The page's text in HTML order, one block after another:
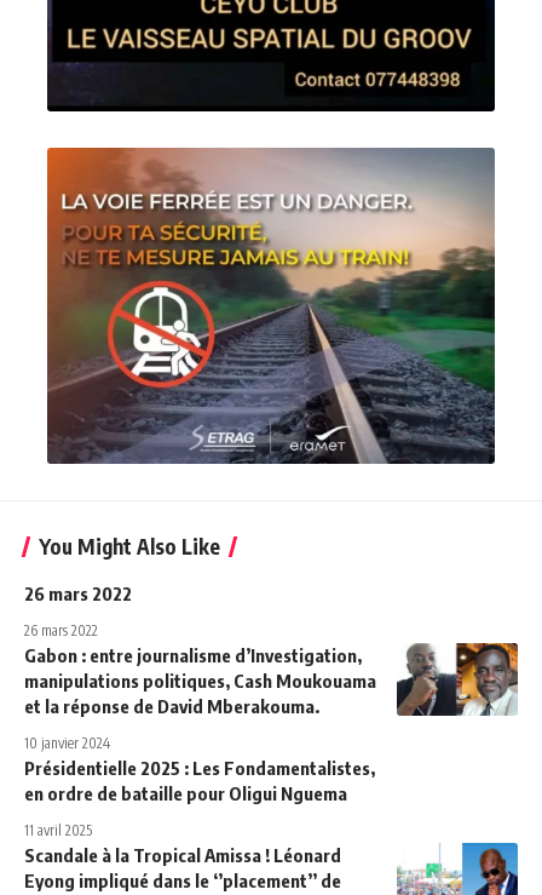
You Might Also Like
26 mars 2022
26 mars 2022
Gabon : entre journalisme d’Investigation,
manipulations politiques, Cash Moukouama
et la réponse de David Mberakouma.
10 janvier 2024
Présidentielle 2025 : Les Fondamentalistes,
en ordre de bataille pour Oligui Nguema
11 avril 2025
Scandale à la Tropical Amissa ! Léonard
Eyong impliqué dans le ‘’placement’’ de